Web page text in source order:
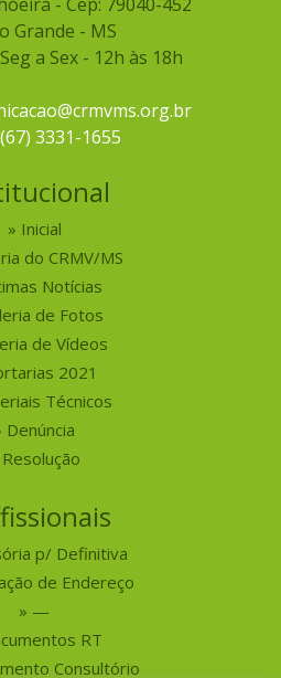
Grande - MS
a Sex - 12h às 18h
(67) 3331-1655
Inicial
do CRMV/MS
Notícias
de Fotos
de Vídeos
2021
Técnicos
Denúncia
Resolução
p/ Definitiva
de Endereço
—
RT
Consultório